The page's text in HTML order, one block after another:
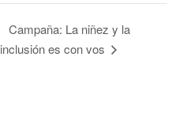
Campaña: La niñez y la
inclusión es con vos